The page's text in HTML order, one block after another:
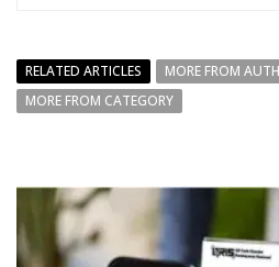
RELATED ARTICLES
MORE FROM
MORE FROM CATEGORY